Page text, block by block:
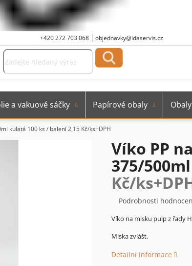
+420 272 703 068 objednavky@idaservis.cz
a vakuové sáčky Papírové obaly
kulatá 100 ks / balení2,15 Kč/ks+DPH
Víko PP
375/
Kč/
Průměrné
produktu
0,0
5
Podrobnosti
Víko na misku pulp z řady
Miska zvlášt.
Detailní informace